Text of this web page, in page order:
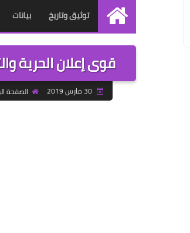
الرئيسية
توثيق وتاريخ بيانات
قوى إعلان الحرية
30 مارس 2019 الصفحة